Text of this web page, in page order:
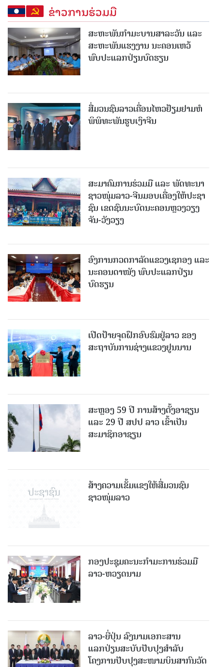
ຂ່າວການຮ່ວມມື
ສະຫະພັນກໍາມະບານສາລະວັນ ແລະ
ສະຫະພັນແຮງງານ ນະຄອນເຫວ້
ພົບປະແລກປ່ຽນບົດຮຽນ
ສື່ມວນຊົນລາວເຄື່ອນໄຫວຢ້ຽມຢາມຫໍ
ພິພິທະພັນຮູບເງົາຈີນ
ສະມາຄົມການຮ່ວມມື ແລະ ພັດທະນາ
ຊາວໜຸ່ມລາວ-ຈີນມອບ​ເຄື່ອງ​ໃຫ້​ປະ​ຊາ​
ຊົນ ​ເຂດ​ຊົນ​ນະ​ບົດນະ​ຄອນຫຼວງວຽງ​
ຈັນ-ວັງ​ວຽງ
ອົງການກວດກາລັດແຂວງເຊກອງ ແລະ
ນະຄອນດາໜັງ ພົບປະແລກປ່ຽນ
ບົດຮຽນ
ເປີດປ້າຍຈຸດຝຶກອົບຮົມຢູ່ລາວ ຂອງ
ສະຖາບັນການຊ່າງແຂວງຢູນນານ
ສະຫຼອງ 59 ປີ ການສ້າງຕັ້ງອາຊຽນ
ແລະ 29 ປີ ສປປ ລາວ ເຂົ້າເປັນ
ສະມາຊິກອາຊຽນ
ສ້າງຄວາມເຂັ້ມແຂງໃຫ້ສື່ມວນຊົນ
ຊາວໜຸ່ມລາວ
ກອງປະຊຸມຄະນະກຳມະການຮ່ວມມື
ລາວ-ຫວຽດນາມ
ລາວ-ຍີ່ປຸ່ນ ລົງນາມເອກະສານ
ແລກປ່ຽນສະບັບປັບປຸງສໍາລັບ
ໂຄງການປັບປຸງສະໜາມບິນສາກົນວັດ